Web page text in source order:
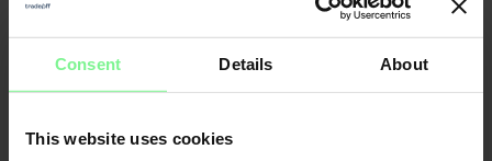
Consent Details About
This website uses cookies